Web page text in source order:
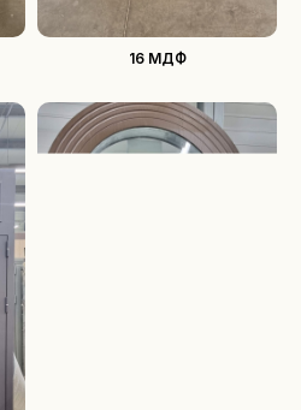
16 МДФ